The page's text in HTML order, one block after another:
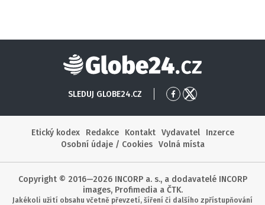
Globe24
SLEDUJ GLOBE24.CZ
Přejít
Facebook
Přejít
X
Etický kodex
Redakce Kontakt Vydavatel
Inzerce
Osobní údaje / Cookies
Volná místa
Copyright © 2016—2026 INCORP a. s., a dodavatelé INCORP
images, Profimedia a ČTK.
Jakékoli užití obsahu včetně převzetí, šíření či dalšího zpřístupňování